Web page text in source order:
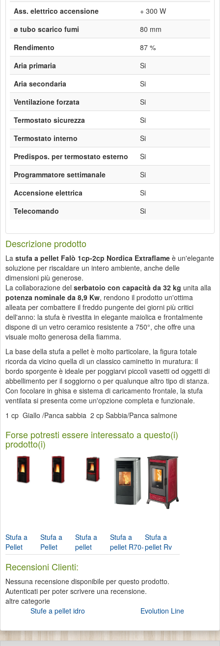
Ass. elettrico accensione
+ 300 W
ø tubo scarico fumi
80 mm
Rendimento
87 %
Aria primaria
Si
Aria secondaria
Si
Ventilazione forzata
Si
Termostato sicurezza
Si
Termostato interno
Si
Predispos. per termostato esterno
Si
Programmatore settimanale
Si
Accensione elettrica
Si
Telecomando
Si
Descrizione prodotto
La stufa a pellet Falò 1cp-2cp Nordica Extraflame è un'elegante
soluzione per riscaldare un intero ambiente, anche delle
dimensioni più generose.
La collaborazione del serbatoio con capacità da 32 kg unita alla
potenza nominale da 8,9 Kw, rendono il prodotto un'ottima
alleata per combattere il freddo pungente dei giorni più critici
dell'anno: la stufa è rivestita in elegante maiolica e frontalmente
dispone di un vetro ceramico resistente a 750°, che offre una
visuale molto generosa della fiamma.
La base della stufa a pellet è molto particolare, la figura totale
ricorda da vicino quella di un classico caminetto in muratura: il
bordo sporgente è ideale per poggiarvi piccoli vasetti od oggetti di
abbellimento per il soggiorno o per qualunque altro tipo di stanza.
Con focolare in ghisa e sistema di caricamento frontale, la stufa
ventilata si presenta come un'opzione completa e funzionale.
1 cp Giallo /Panca sabbia 2 cp Sabbia/Panca salmone
Forse potresti essere interessato a questo(i)
prodotto(i)
Stufa a
Pellet
Emma-
Nordica
Extraflame
Stufa a
Pellet
Emma
Plus-
Stufa a
pellet
Duchessa
Idro-
Nordica...
Stufa a
pellet R70-
Air Ravelli
Stufa a
pellet Rv
80
Ravelli
Recensioni Clienti:
Nessuna recensione disponibile per questo prodotto.
Autenticati per poter scrivere una recensione.
altre categorie
Stufe a pellet idro
Evolution Line